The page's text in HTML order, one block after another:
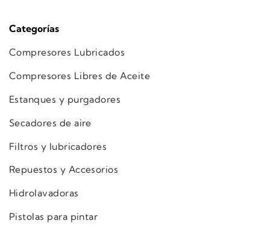
Categorías
Compresores Lubricados
Compresores Libres de Aceite
Estanques y purgadores
Secadores de aire
Filtros y lubricadores
Repuestos y Accesorios
Hidrolavadoras
Pistolas para pintar